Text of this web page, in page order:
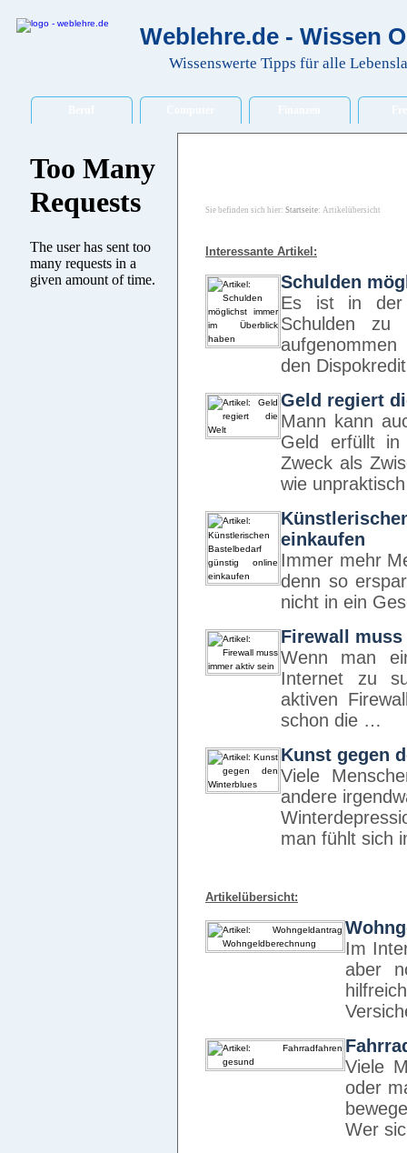
Weblehre.de - Wissen
Wissenswerte Tipps für alle
Sie befinden sich hier: Startseite: Artikelübersicht
Interessante Artikel:
Schulden
Es ist in der
Schulden zu
den
Geld regiert
Mann kann
Geld erfüllt in
Zweck als
wie
einkaufen
Immer mehr
denn so
nicht in ein
Firewall
Wenn man
Internet zu
aktiven
schon die …
Kunst gegen
Viele
andere
man fühlt sich
Artikelübersicht:
Im
aber
Viele
oder
Wer